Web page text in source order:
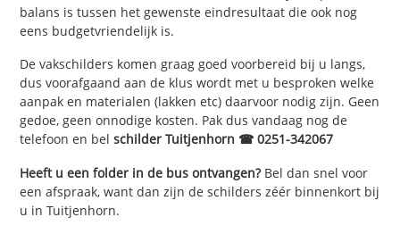
balans is tussen het gewenste eindresultaat die ook nog
eens budgetvriendelijk is.
De vakschilders komen graag goed voorbereid bij u langs,
dus voorafgaand aan de klus wordt met u besproken welke
aanpak en materialen (lakken etc) daarvoor nodig zijn. Geen
gedoe, geen onnodige kosten. Pak dus vandaag nog de
telefoon en belschilder Tuitjenhorn ☎ 0251-342067
Heeft u een folder in de bus ontvangen?Bel dan snel voor
een afspraak, want dan zijn de schilders zéér binnenkort bij
u in Tuitjenhorn.